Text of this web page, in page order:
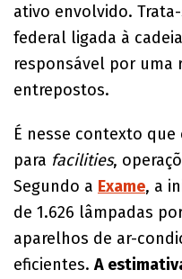
ativo envolvido.
federal ligada à
responsável por uma
entrepostos.
É nesse contexto
para facilities,
Segundo a Exame, a
de 1.626 lâmpadas
aparelhos de ar-
eficientes.A